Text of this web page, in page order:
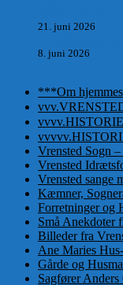
21. juni 2026
8. juni 2026
***Om
Vrensted Sogn
Vrensted
Vrensted sange
Kæmner,
Forretninger og
Små Anekdoter
Billeder fra
Ane Maries
Gårde og
Sagfører Anders